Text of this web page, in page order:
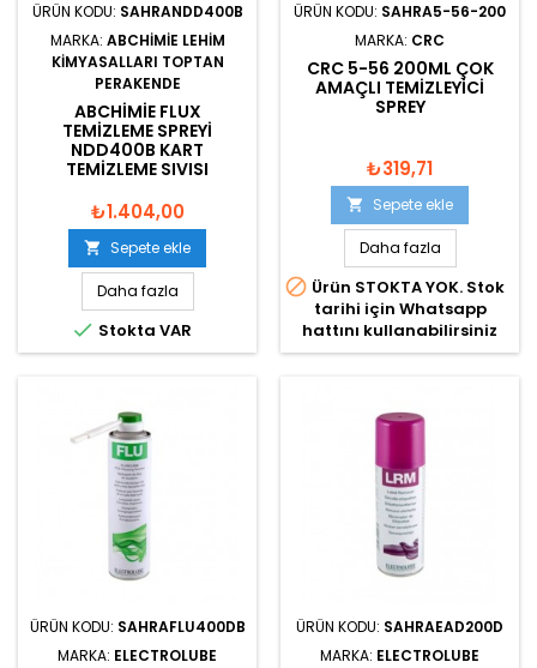
ÜRÜN KODU: SAHRANDD400B
MARKA: ABCHIMIE LEHIM
KİMYASALLARI TOPTAN
PERAKENDE
ABCHIMIE FLUX
TEMIZLEME SPREYI
NDD400B KART
TEMIZLEME SIVISI
₺1.404,00
 Sepete ekle
Daha fazla
 Stokta VAR
ÜRÜN KODU: SAHRA5-56-200
MARKA: CRC
CRC 5-56 200ML ÇOK
AMAÇLI TEMIZLEYICI
SPREY
₺319,71
 Sepete ekle
Daha fazla
 Ürün STOKTA YOK. Stok
tarihi için Whatsapp
hattını kullanabilirsiniz
ÜRÜN KODU: SAHRAFLU400DB
MARKA: ELECTROLUBE
ÜRÜN KODU: SAHRAEAD200D
MARKA: ELECTROLUBE